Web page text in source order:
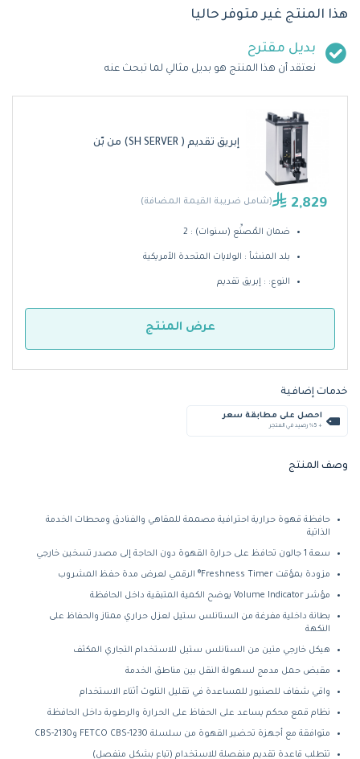
هذا المنتج غير متوفر حاليا
بديل مقترح
نعتقد أن هذا المنتج هو بديل مثالي لما تبحث عنه
إبريق تقديم ( SH SERVER) من بّن
2,829 (شامل ضريبة القيمة المضافة)
ضمان المُصنِّع (سنوات) : 2
بلد المنشأ : الولايات المتحدة الأمريكية
النوع: : إبريق تقديم
عرض المنتج
خدمات إضافية
احصل على مطابقة سعر
+ %5 رصيد في المتجر
وصف المنتج
حافظة قهوة حرارية احترافية مصممة للمقاهي والفنادق ومحطات الخدمة
الذاتية
سعة 1 جالون تحافظ على حرارة القهوة دون الحاجة إلى مصدر تسخين خارجي
مزودة بمؤقت Freshness Timer® الرقمي لعرض مدة حفظ المشروب
مؤشر Volume Indicator يوضح الكمية المتبقية داخل الحافظة
بطانة داخلية مفرغة من الستانلس ستيل لعزل حراري ممتاز والحفاظ على
النكهة
هيكل خارجي متين من الستانلس ستيل للاستخدام التجاري المكثف
مقبض حمل مدمج لسهولة النقل بين مناطق الخدمة
واقي شفاف للصنبور للمساعدة في تقليل التلوث أثناء الاستخدام
نظام قمع محكم يساعد على الحفاظ على الحرارة والرطوبة داخل الحافظة
متوافقة مع أجهزة تحضير القهوة من سلسلة FETCO CBS-1230 وCBS-2130
تتطلب قاعدة تقديم منفصلة للاستخدام (تباع بشكل منفصل)